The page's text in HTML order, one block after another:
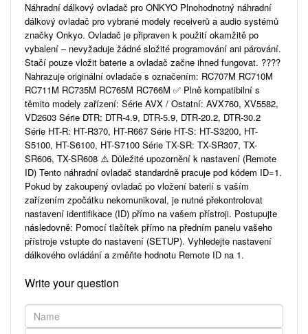
Náhradní dálkový ovladač pro ONKYO Plnohodnotný náhradní
dálkový ovladač pro vybrané modely receiverů a audio systémů
značky Onkyo. Ovladač je připraven k použití okamžitě po
vybalení – nevyžaduje žádné složité programování ani párování.
Stačí pouze vložit baterie a ovladač začne ihned fungovat. ????
Nahrazuje originální ovladače s označením: RC707M RC710M
RC711M RC735M RC765M RC766M ✅ Plně kompatibilní s
těmito modely zařízení: Série AVX / Ostatní: AVX760, XV5582,
VD2603 Série DTR: DTR-4.9, DTR-5.9, DTR-20.2, DTR-30.2
Série HT-R: HT-R370, HT-R667 Série HT-S: HT-S3200, HT-
S5100, HT-S6100, HT-S7100 Série TX-SR: TX-SR307, TX-
SR606, TX-SR608 ⚠️ Důležité upozornění k nastavení (Remote
ID) Tento náhradní ovladač standardně pracuje pod kódem ID=1.
Pokud by zakoupený ovladač po vložení baterií s vaším
zařízením zpočátku nekomunikoval, je nutné překontrolovat
nastavení identifikace (ID) přímo na vašem přístroji. Postupujte
následovně: Pomocí tlačítek přímo na předním panelu vašeho
přístroje vstupte do nastavení (SETUP). Vyhledejte nastavení
dálkového ovládání a změňte hodnotu Remote ID na 1.
Write your question